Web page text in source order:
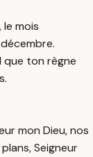
mois
que ton règne
mon Dieu, nos
Seigneur